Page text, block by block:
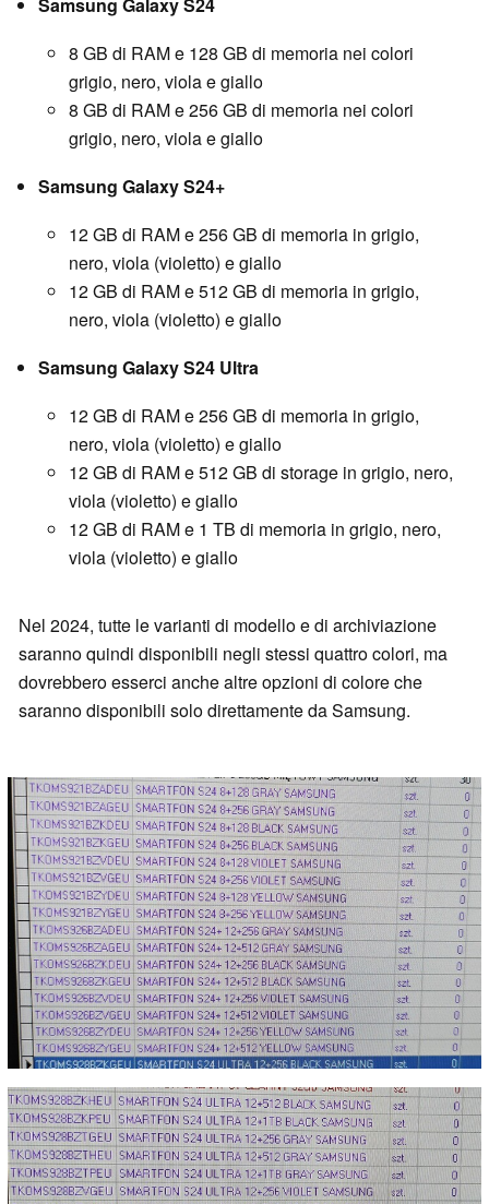
8 GB di RAM e 128 GB di memoria nei colori
grigio, nero, viola e giallo
8 GB di RAM e 256 GB di memoria nei colori
grigio, nero, viola e giallo
Samsung Galaxy S24+
12 GB di RAM e 256 GB di memoria in grigio,
nero, viola (violetto) e giallo
12 GB di RAM e 512 GB di memoria in grigio,
nero, viola (violetto) e giallo
Samsung Galaxy S24 Ultra
12 GB di RAM e 256 GB di memoria in grigio,
nero, viola (violetto) e giallo
12 GB di RAM e 512 GB di storage in grigio, nero,
viola (violetto) e giallo
12 GB di RAM e 1 TB di memoria in grigio, nero,
viola (violetto) e giallo
Nel 2024, tutte le varianti di modello e di archiviazione
saranno quindi disponibili negli stessi quattro colori, ma
dovrebbero esserci anche altre opzioni di colore che
saranno disponibili solo direttamente da Samsung.